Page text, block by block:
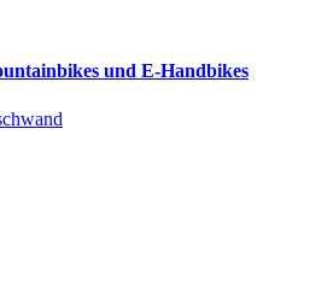
und E-Handbikes